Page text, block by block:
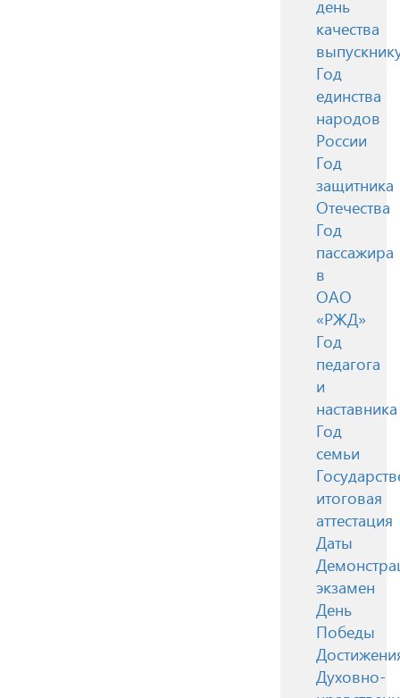
день
качества
Год
единства
народов
России
Год
защитника
Отечества
Год
пассажира
в
ОАО
«РЖД»
Год
педагога
и
наставника
Год
семьи
итоговая
аттестация
Даты
экзамен
День
Победы
Духовно-